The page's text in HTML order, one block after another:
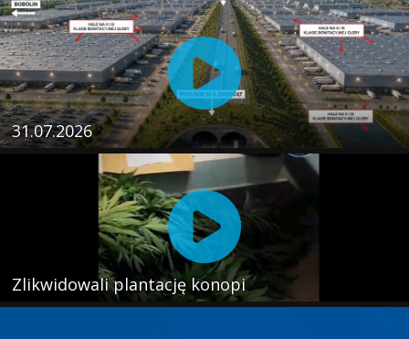
31.07.2026
Zlikwidowali plantację konopi